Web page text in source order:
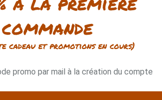
commande
cadeau et promotions en cours)
promo par mail à la création du compte